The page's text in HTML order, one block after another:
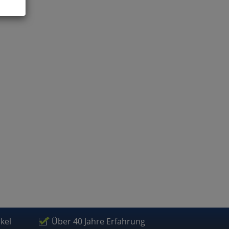
Über 40 Jahre Erfahrung